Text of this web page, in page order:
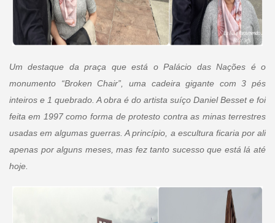
Um destaque da praça que está o Palácio das Nações é o
monumento “Broken Chair”, uma cadeira gigante com 3 pés
inteiros e 1 quebrado. A obra é do artista suíço Daniel Besset e foi
feita em 1997 como forma de protesto contra as minas terrestres
usadas em algumas guerras. A princípio, a escultura ficaria por ali
apenas por alguns meses, mas fez tanto sucesso que está lá até
hoje.